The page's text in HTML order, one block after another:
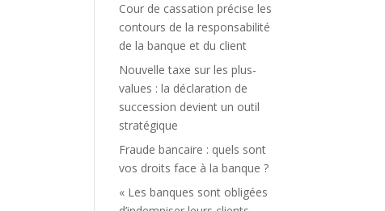
Cour de cassation précise les
contours de la responsabilité
de la banque et du client
Nouvelle taxe sur les plus-
values : la déclaration de
succession devient un outil
stratégique
Fraude bancaire : quels sont
vos droits face à la banque ?
« Les banques sont obligées